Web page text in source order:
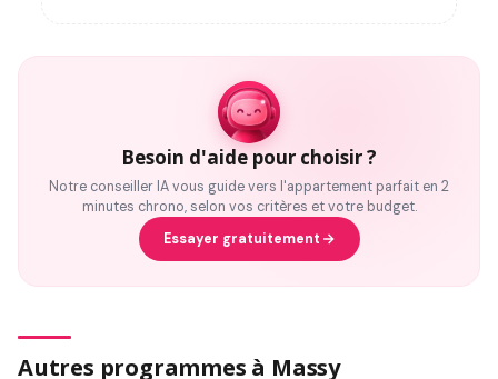
Besoin d'aide pour choisir ?
Notre conseiller IA vous guide vers l'appartement parfait en 2
minutes chrono, selon vos critères et votre budget.
Essayer gratuitement
Autres programmes à Massy